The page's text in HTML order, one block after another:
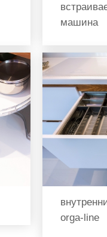
машина
orga-line